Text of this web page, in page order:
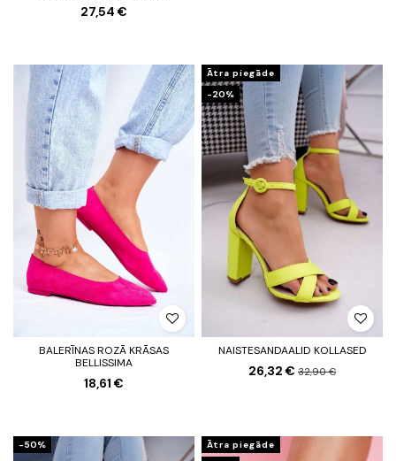
27,54 €
BALERĪNAS ROZĀ KRĀSAS
BELLISSIMA
18,61 €
Ātra piegāde
-20%
NAISTESANDAALID KOLLASED
26,32 € 32,90 €
-50%
Ātra piegāde